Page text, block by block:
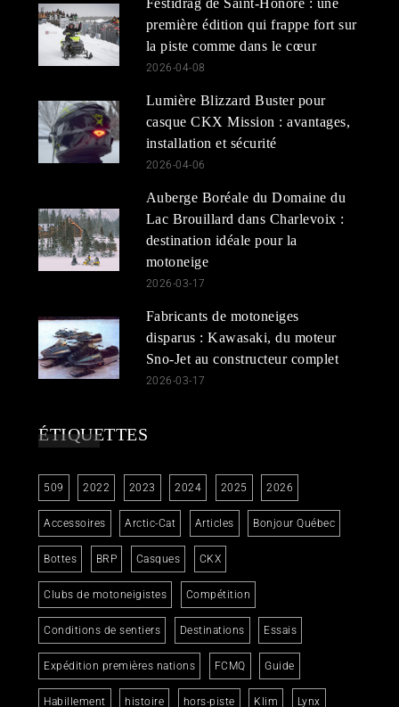
première édition qui frappe fort sur
la piste comme dans le cœur
2026-04-08
Lumière Blizzard Buster pour
casque CKX Mission : avantages,
installation et sécurité
2026-04-06
Auberge Boréale du Domaine du
Lac Brouillard dans Charlevoix :
destination idéale pour la
motoneige
2026-03-17
Fabricants de motoneiges
disparus : Kawasaki, du moteur
Sno-Jet au constructeur complet
2026-03-17
ÉTIQUETTES
509 2022 2023 2024 2025 2026
Accessoires Arctic-Cat Articles Bonjour Québec
Bottes BRP Casques CKX
Clubs de motoneigistes Compétition
Conditions de sentiers Destinations Essais
Expédition premières nations FCMQ Guide
Habillement histoire hors-piste Klim Lynx